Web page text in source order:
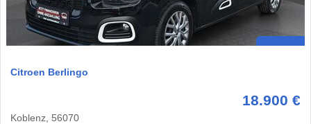
Citroen Berlingo
18.900 €
Koblenz, 56070